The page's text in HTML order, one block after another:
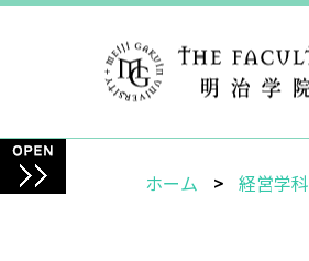
ホーム 経営学科